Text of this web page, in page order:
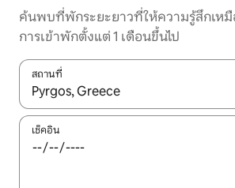
ค้นพบที่พักระยะยาวที่ให้ความรู้สึกเห
การเข้าพักตั้งแต่ 1 เดือนขึ้นไป
สถานที่
ใช้ลูกศรขึ้นลง หรือใช้การสัมผัสหรือปัด เพื่
เช็คอิน